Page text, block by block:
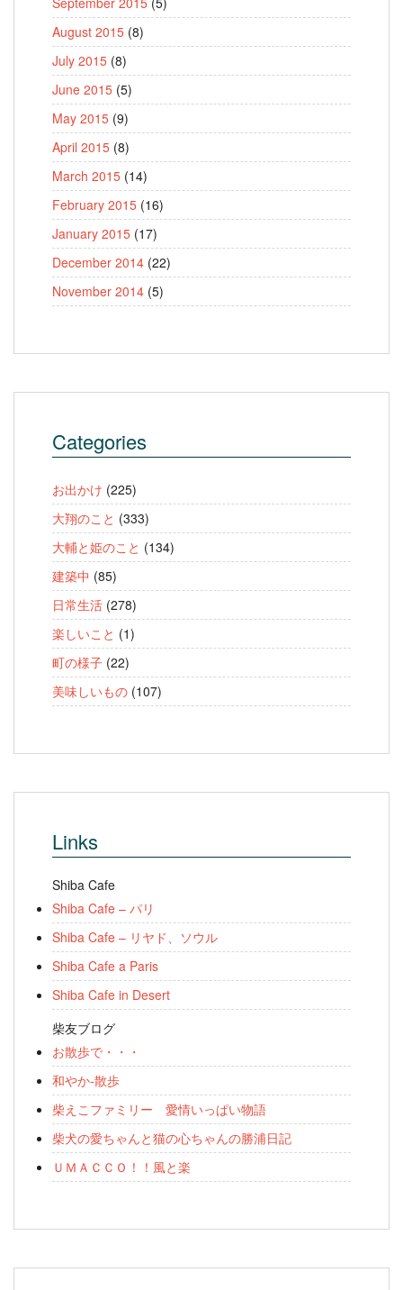
August 2015 (8)
July 2015 (8)
June 2015 (5)
May 2015 (9)
April 2015 (8)
March 2015 (14)
February 2015 (16)
January 2015 (17)
December 2014 (22)
November 2014 (5)
Categories
お出かけ (225)
大翔のこと (333)
大輔と姫のこと (134)
建築中 (85)
日常生活 (278)
楽しいこと (1)
町の様子 (22)
美味しいもの (107)
Links
Shiba Cafe
Shiba Cafe – パリ
Shiba Cafe – リヤド、ソウル
Shiba Cafe a Paris
Shiba Cafe in Desert
柴友ブログ
お散歩で・・・
和やか-散歩
柴えこファミリー 愛情いっぱい物語
柴犬の愛ちゃんと猫の心ちゃんの勝浦日記
ＵＭＡＣＣＯ！！風と楽